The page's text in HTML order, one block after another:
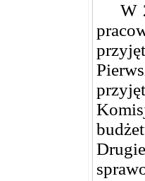
W